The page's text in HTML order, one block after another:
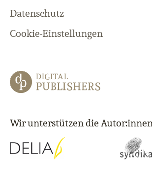
Datenschutz
Cookie-Einstellungen
Wir unterstützen die